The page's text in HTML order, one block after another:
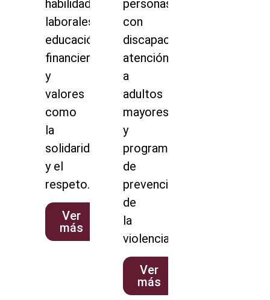
habilidades
laborales,
educación
financiera
y
valores
como
la
solidaridad
y el
respeto.
Ver
más
personas
con
discapacidad,
atención
a
adultos
mayores
y
programas
de
prevención
de
la
violencia.
Ver
más